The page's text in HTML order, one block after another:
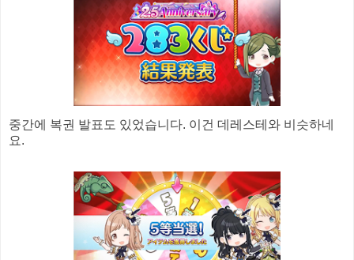
중간에 복권 발표도 있었습니다. 이건 데레스테와 비슷하네
요.